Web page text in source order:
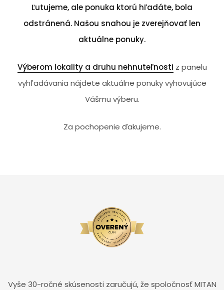
Ľutujeme, ale ponuka ktorú hľadáte, bola
odstránená. Našou snahou je zverejňovať len
aktuálne ponuky.
Výberom lokality a druhu nehnuteľnosti z panelu
vyhľadávania nájdete aktuálne ponuky vyhovujúce
Vášmu výberu.
Za pochopenie ďakujeme.
Vyše 30-ročné skúsenosti zaručujú, že spoločnosť MITAN